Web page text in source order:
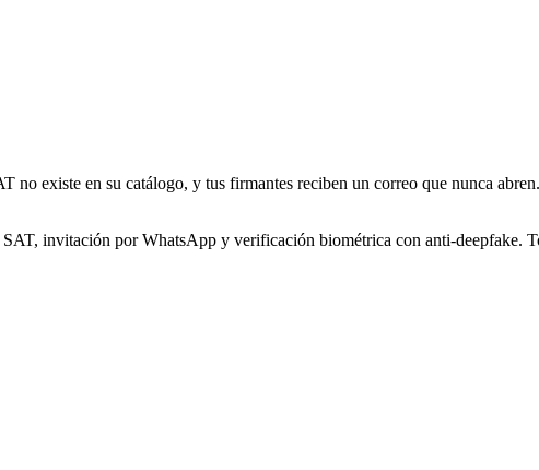
existe en su catálogo, y tus firmantes reciben un correo que nunca
invitación por WhatsApp y verificación biométrica con anti-deepfake.